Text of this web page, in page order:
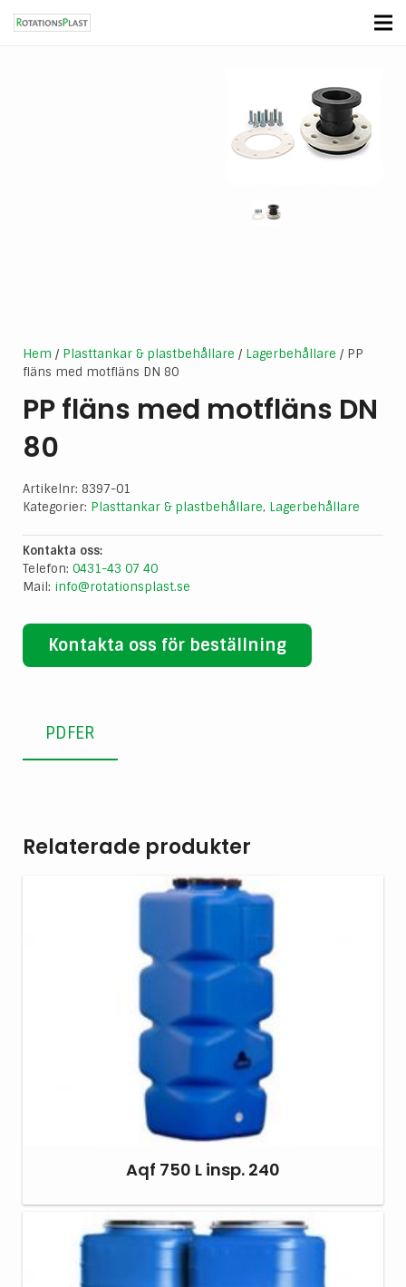
Hem / Plasttankar & plastbehållare / Lagerbehållare / PP
fläns med motfläns DN 80
PP fläns med motfläns DN
80
Artikelnr: 8397-01
Kategorier: Plasttankar & plastbehållare, Lagerbehållare
Kontakta oss:
Telefon: 0431-43 07 40
Mail: info@rotationsplast.se
Kontakta oss för beställning
PDFER
Relaterade produkter
Aqf 750 L insp. 240